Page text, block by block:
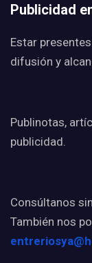
Publicidad
Estar
difusión y
Publinotas,
publicidad.
Consúltanos
También nos